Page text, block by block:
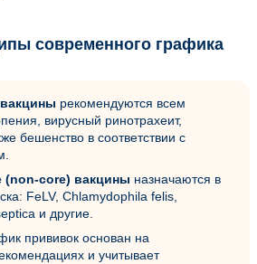
современного графика
рекомендуются всем
вирусный ринотрахеит,
бешенство в соответствии с
core) вакцины назначаются в
FeLV, Chlamydophila felis,
и другие.
прививок основан на
и учитывает